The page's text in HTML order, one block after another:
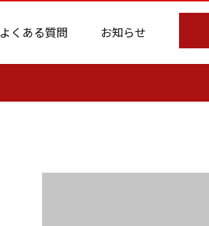
よくある質問 お知らせ